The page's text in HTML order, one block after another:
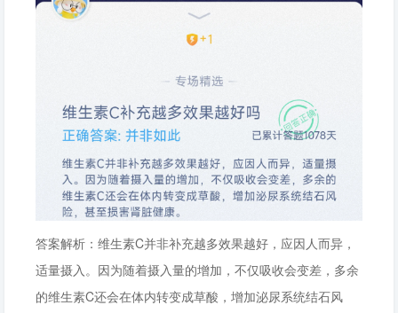
答案解析：维生素C并非补充越多效果越好，应因人而异，
适量摄入。因为随着摄入量的增加，不仅吸收会变差，多余
的维生素C还会在体内转变成草酸，增加泌尿系统结石风